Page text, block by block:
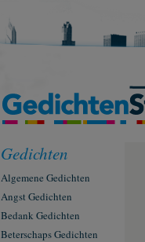
Gedichten
Algemene Gedichten
Angst Gedichten
Bedank Gedichten
Beterschaps Gedichten